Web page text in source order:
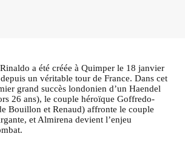
a été créée à Quimper le 18 janvier
un véritable tour de France. Dans cet
grand succès londonien d’un Haendel
26 ans), le couple héroïque Goffredo-
Bouillon et Renaud) affronte le couple
et Almirena devient l’enjeu